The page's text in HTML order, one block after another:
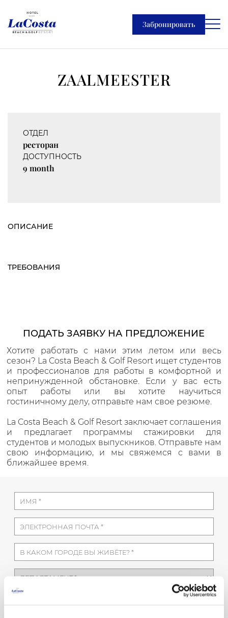
Забронировать
ZAALMEESTER
ОТДЕЛ
ресторан
ДОСТУПНОСТЬ
9 month
ОПИСАНИЕ
ТРЕБОВАНИЯ
ПОДАТЬ ЗАЯВКУ НА ПРЕДЛОЖЕНИЕ
Хотите работать с нами этим летом или весь
сезон? La Costa Beach & Golf Resort ищет студентов
и профессионалов для работы в комфортной и
непринужденной обстановке. Если у вас есть
опыт работы или вы хотите научиться
гостиничному делу, отправьте нам свое резюме.
La Costa Beach & Golf Resort заключает соглашения
и предлагает программы стажировки для
студентов и молодых выпускников. Отправьте нам
свою информацию, и мы свяжемся с вами в
ближайшее время.